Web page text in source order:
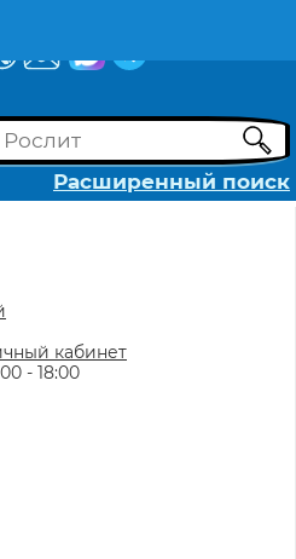
Расширенный поиск
кабинет
- 18:00